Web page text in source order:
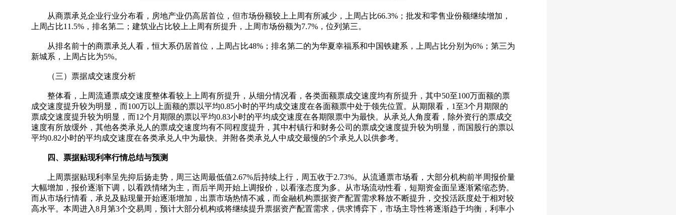
从商票承兑企业行业分布看，房地产业仍高居首位，但市场份额较上上周有所减少，上周占比66.3%；批发和零售业份额继续增加，
上周占比11.5%，排名第二；建筑业占比较上上周有所提升，上周市场份额为7.7%，位列第三。
从排名前十的商票承兑人看，恒大系仍居首位，上周占比48%；排名第二的为华夏幸福系和中国铁建系，上周占比分别为6%；第三为
新城系，上周占比为5%。
（三）票据成交速度分析
整体看，上周流通票成交速度整体看较上上周有所提升，从细分情况看，各类面额票成交速度均有所提升，其中50至100万面额的票
成交速度提升较为明显，而100万以上面额的票以平均0.85小时的平均成交速度在各面额票中处于领先位置。从期限看，1至3个月期限的
票成交速度提升较为明显，而12个月期限的票以平均0.83小时的平均成交速度在各期限票中为最快。从承兑人角度看，除外资行的票成交
速度有所放缓外，其他各类承兑人的票成交速度均有不同程度提升，其中村镇行和财务公司的票成交速度提升较为明显，而国股行的票以
平均0.82小时的平均成交速度在各类承兑人中为最快。并附各类承兑人中成交最慢的5个承兑人以供参考。
四、票据贴现利率行情总结与预测
上周票据贴现利率呈先抑后扬走势，周三达周最低值2.67%后持续上行，周五收于2.73%。从流通票市场看，大部分机构前半周报价量
大幅增加，报价逐渐下调，以看跌情绪为主，而后半周开始上调报价，以看涨态度为多。从市场流动性看，短期资金面呈逐渐紧缩态势。
而从市场行情看，承兑及贴现量开始逐渐增加，出票市场热情不减，而金融机构票据资产配置需求释放不断提升，交投活跃度处于相对较
高水平。本周进入8月第3个交易周，预计大部分机构或将继续提升票据资产配置需求，供求博弈下，市场主导性将逐渐趋于均衡，利率小